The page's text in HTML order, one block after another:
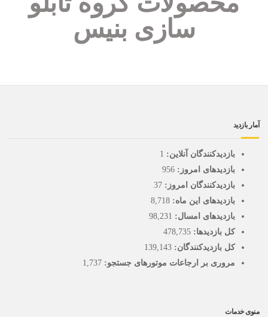
سازی بنیس
بازدیدکنندگان آنلاین:
بازدیدهای امروز:
956
بازدیدکنندگان امروز:
37
بازدیدهای این ماه:8,718
بازدیدهای امسال: 98,231
کل بازدیدها:478,735
کل بازدیدکنند‌گان:139,143
مروری بر ارجاعات موتورهای جستجو:1,737